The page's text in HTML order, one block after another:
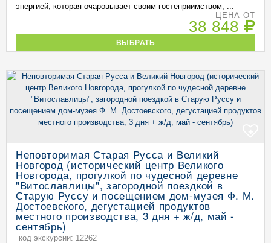
энергией, которая очаровывает своим гостеприимством, ...
ЦЕНА ОТ
38 848
ВЫБРАТЬ
Неповторимая Старая Русса и Великий
Новгород (исторический центр Великого
Новгорода, прогулкой по чудесной деревне
"Витославлицы", загородной поездкой в
Старую Руссу и посещением дом-музея Ф. М.
Достоевского, дегустацией продуктов
местного производства, 3 дня + ж/д, май -
сентябрь)
код экскурсии: 12262